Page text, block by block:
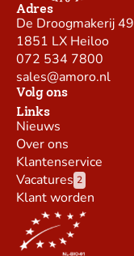
Adres
De Droogmakerij 49
1851 LX Heiloo
072 534 7800
sales@amoro.nl
Volg ons
Links
Nieuws
Over ons
Klantenservice
Vacatures 2
Klant worden